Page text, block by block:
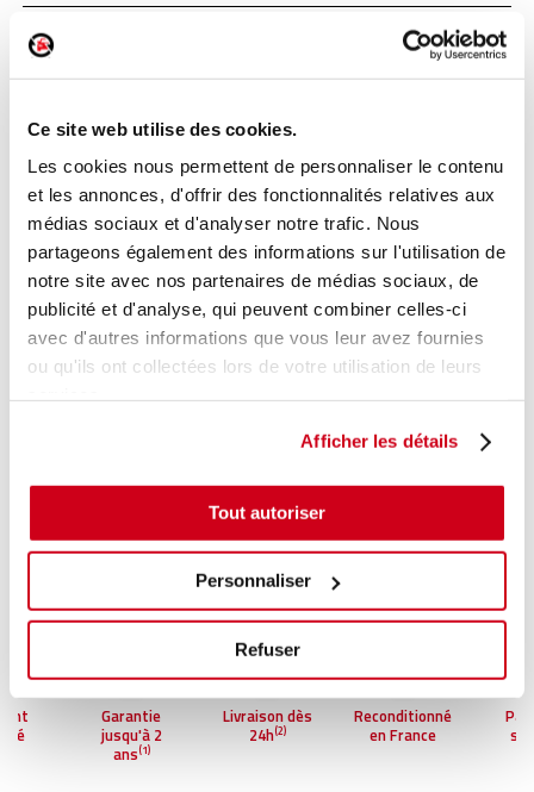
Ce site web utilise des cookies.
Les cookies nous permettent de personnaliser le contenu
et les annonces, d'offrir des fonctionnalités relatives aux
médias sociaux et d'analyser notre trafic. Nous
partageons également des informations sur l'utilisation de
notre site avec nos partenaires de médias sociaux, de
publicité et d'analyse, qui peuvent combiner celles-ci
avec d'autres informations que vous leur avez fournies
ou qu'ils ont collectées lors de votre utilisation de leurs
Afficher les détails
Tout autoriser
Personnaliser
Refuser
Poignée intérieure porte arrière droite
Réf. constructeur :806700007R
Modèle de provenance
Caractéristiques techniques
En stock 15,00 € TTC
AJOUTER AU PANIER
Garantie
jusqu'à 2
ans(1)
Livraison dès
24h(2)
Reconditionné
en France